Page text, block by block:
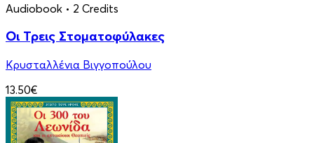
Audiobook • 2 Credits
Οι Τρεις Στοματοφύλακες
Κρυσταλλένια Βιγγοπούλου
13.50€